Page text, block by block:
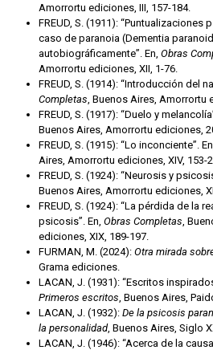
Amorrortu ediciones, III, 157-184.
FREUD, S. (1911): “Puntualizaciones
caso de paranoia (Dementia
autobiográficamente”. En,Obras
Amorrortu ediciones, XII, 1-76.
FREUD, S. (1914): “Introducción del
Completas , Buenos Aires, Amorrortu
FREUD, S. (1917): “Duelo y
Buenos Aires, Amorrortu ediciones,
FREUD, S. (1915): “Lo inconciente”.
Aires, Amorrortu ediciones, XIV, 153-
FREUD, S. (1924): “Neurosis y
Buenos Aires, Amorrortu ediciones,
FREUD, S. (1924): “La pérdida de la
psicosis”. En,Obras Completas ,
ediciones, XIX, 189-197.
FURMAN, M. (2024):Otra mirada
Grama ediciones.
LACAN, J. (1931): “Escritos
Primeros escritos , Buenos Aires,
LACAN, J. (1932): De la psicosis
la personalidad, Buenos Aires, Siglo
LACAN, J. (1946): “Acerca de la